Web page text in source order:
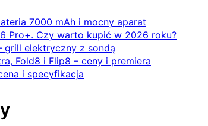
7000 mAh i mocny aparat
Pro+. Czy warto kupić w 2026 roku?
grill elektryczny z sondą
Fold8 i Flip8 – ceny i premiera
i specyfikacja